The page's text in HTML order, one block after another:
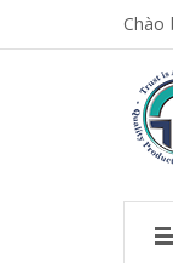
Chào